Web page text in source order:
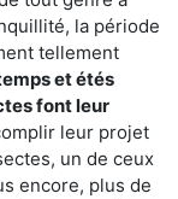
la période
tellement
et étés
font leur
leur projet
un de ceux
encore, plus de